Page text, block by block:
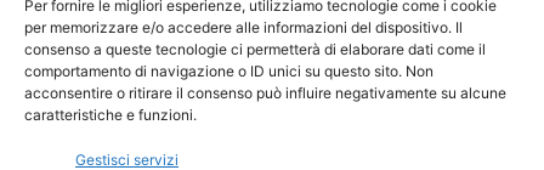
Per fornire le migliori esperienze, utilizziamo tecnologie come i cookie
per memorizzare e/o accedere alle informazioni del dispositivo. Il
consenso a queste tecnologie ci permetterà di elaborare dati come il
comportamento di navigazione o ID unici su questo sito. Non
acconsentire o ritirare il consenso può influire negativamente su alcune
caratteristiche e funzioni.
Gestisci servizi